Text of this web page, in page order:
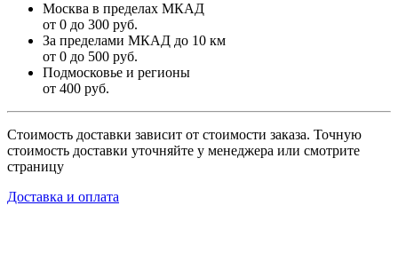
Москва в пределах МКАД
от 0 до 300 руб.
За пределами МКАД до 10 км
от 0 до 500 руб.
Подмосковье и регионы
от 400 руб.
Стоимость доставки зависит от стоимости заказа. Точную
стоимость доставки уточняйте у менеджера или смотрите
страницу
Доставка и оплата